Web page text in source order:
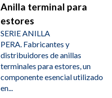
Anilla terminal para
estores
SERIE ANILLA
PERA. Fabricantes y
distribuidores de anillas
terminales para estores, un
componente esencial utilizado
en...